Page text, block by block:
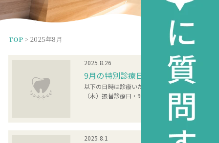
TOP > 2025年8月
2025.8.26
9月の特別診療日のお...
以下の日時は診療いたします。 ・9月18日
（木）振替診療日・9月2…
お知らせ
2025.8.1 お知らせ